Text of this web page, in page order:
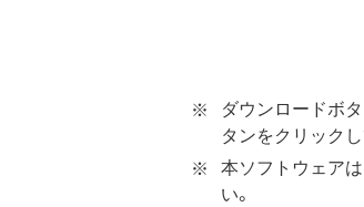
ダウンロードボ
タンをクリック
本ソフトウェア
い。